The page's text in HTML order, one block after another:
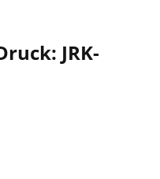
JRK-